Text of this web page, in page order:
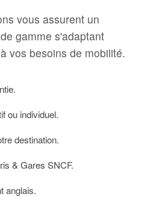
vous assurent un
gamme s'adaptant
vos besoins de mobilité.
ou individuel.
destination.
& Gares SNCF.
anglais.